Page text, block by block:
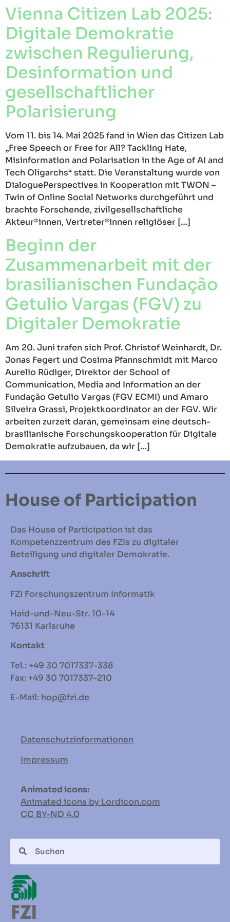
Vienna Citizen Lab 2025:
Digitale Demokratie
zwischen Regulierung,
Desinformation und
gesellschaftlicher
Polarisierung
Vom 11. bis 14. Mai 2025 fand in Wien das Citizen Lab
„Free Speech or Free for All? Tackling Hate,
Misinformation and Polarisation in the Age of AI and
Tech Oligarchs“ statt. Die Veranstaltung wurde von
DialoguePerspectives in Kooperation mit TWON –
Twin of Online Social Networks durchgeführt und
brachte Forschende, zivilgesellschaftliche
Akteur*innen, Vertreter*innen religiöser […]
Beginn der
Zusammenarbeit mit der
brasilianischen Fundação
Getulio Vargas (FGV) zu
Digitaler Demokratie
Am 20. Juni trafen sich Prof. Christof Weinhardt, Dr.
Jonas Fegert und Cosima Pfannschmidt mit Marco
Aurelio Rüdiger, Direktor der School of
Communication, Media and Information an der
Fundação Getulio Vargas (FGV ECMI) und Amaro
Silveira Grassi, Projektkoordinator an der FGV. Wir
arbeiten zurzeit daran, gemeinsam eine deutsch-
brasilianische Forschungskooperation für Digitale
Demokratie aufzubauen, da wir […]
House of Participation
Das House of Participation ist das
Kompetenzzentrum des FZIs zu digitaler
Beteiligung und digitaler Demokratie.
Anschrift
FZI Forschungszentrum Informatik
Haid-und-Neu-Str. 10-14
76131 Karlsruhe
Kontakt
Tel.: +49 30 7017337-338
Fax: +49 30 7017337-210
E-Mail: hop@fzi.de
Datenschutzinformationen
Impressum
Animated icons:
Animated icons by Lordicon.com
CC BY-ND 4.0